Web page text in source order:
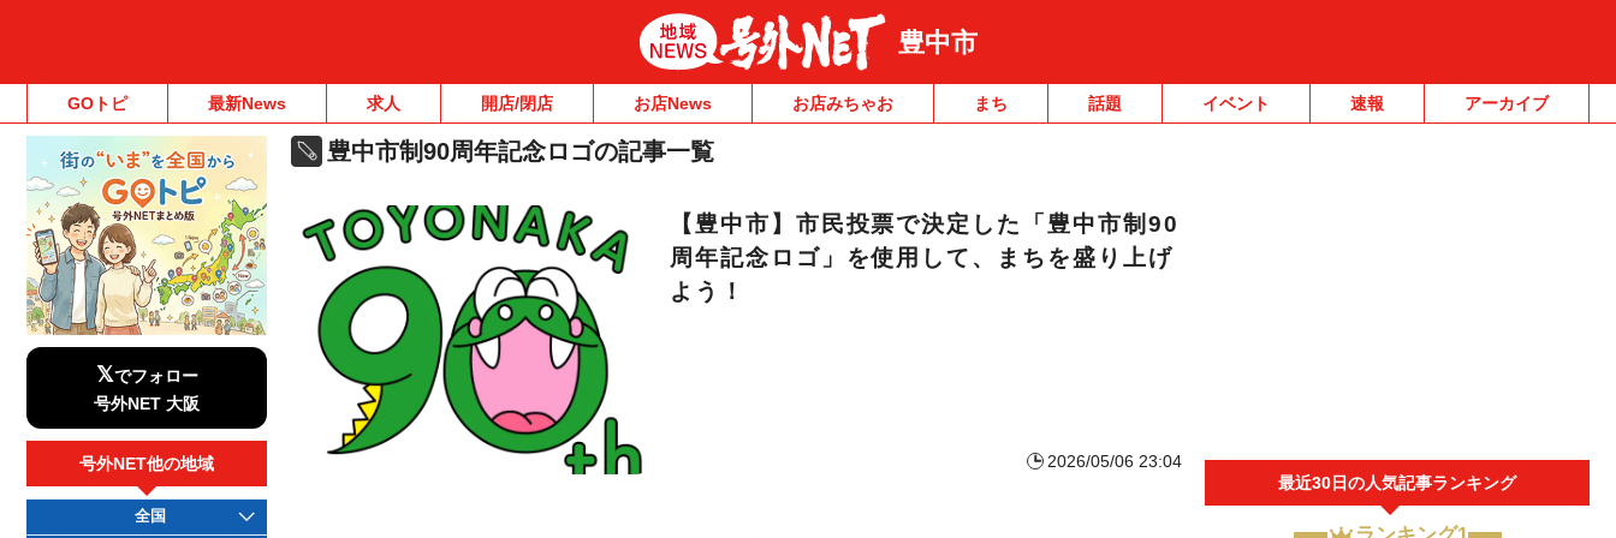
豊中市
GOトピ 最新News 求人 開店/閉店 お店News お店みちゃお まち 話題 イベント 速報 アーカイブ
豊中市制90周年記念ロゴの記事一覧
【豊中市】市民投票で決定した「豊中市制90
周年記念ロゴ」を使用して、まちを盛り上げ
よう！
2026/05/06 23:04
最近30日の人気記事ランキング
𝕏でフォロー
号外NET 大阪
号外NET他の地域
全国